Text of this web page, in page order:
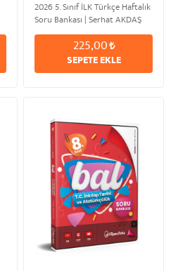
2026 5. Sınıf İLK Türkçe Haftalık
Soru Bankası | Serhat AKDAŞ
225,00
SEPETE EKLE